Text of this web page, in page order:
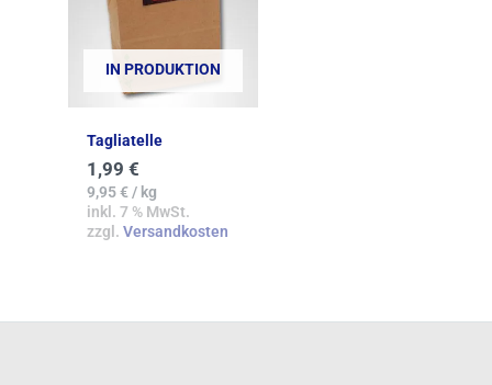
IN PRODUKTION
Tagliatelle
1,99 €
9,95€/ kg
inkl. 7 % MwSt.
zzgl. Versandkosten